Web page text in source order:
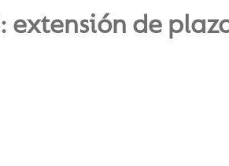
extensión de